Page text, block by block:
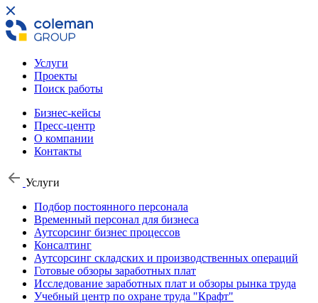
Услуги
Проекты
Поиск работы
Бизнес-кейсы
Пресс-центр
О компании
Контакты
Услуги
Подбор постоянного персонала
Временный персонал для бизнеса
Аутсорсинг бизнес процессов
Консалтинг
Аутсорсинг складских и производственных операций
Готовые обзоры заработных плат
Исследование заработных плат и обзоры рынка труда
Учебный центр по охране труда "Крафт"